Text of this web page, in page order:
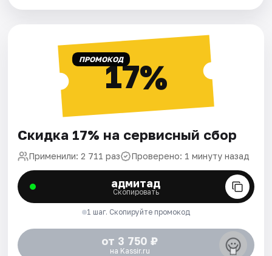
ПРОМОКОД17%
Скидка 17% на сервисный сбор
Применили: 2 711 раз Проверено: 1 минуту назад
адмитад
Скопировать
1 шаг. Скопируйте промокод
от 3 750 ₽
на Kassir.ru